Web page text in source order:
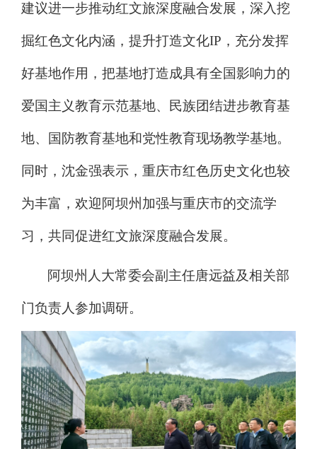
建议进一步推动红文旅深度融合发展，深入挖
掘红色文化内涵，提升打造文化IP ，充分发挥
好基地作用，把基地打造成具有全国影响力的
爱国主义教育示范基地、民族团结进步教育基
地、国防教育基地和党性教育现场教学基地。
同时，沈金强表示，重庆市红色历史文化也较
为丰富，欢迎阿坝州加强与重庆市的交流学
习，共同促进红文旅深度融合发展。
阿坝州人大常委会副主任唐远益及相关部
门负责人参加调研。